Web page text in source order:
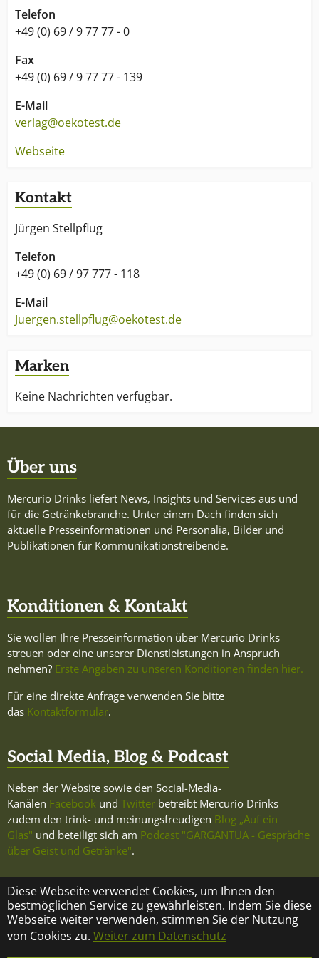
Diese Webseite verwendet Cookies, um Ihnen den
bestmöglichen Service zu gewährleisten. Indem Sie diese
Webseite weiter verwenden, stimmen Sie der Nutzung
von Cookies zu. Weiter zum Datenschutz
machen. So waren es 1986 Pestizide in Babycremes,
1994 Spritzgifte in Babynahrung, jüngst das
verbotene Antibiotikum Chloramphenicol in Shrimps.
Ob es um Dioxin in Deorollern geht, um
Faltencremes, die Falten machen oder um
hervorrufen: Wenn ÖKO-TEST seine Ergebnisse
veröffentlicht, müssen die Hersteller ihre Produkte
verbessern.
Telefon
+49 (0) 69 / 9 77 77 - 0
Fax
+49 (0) 69 / 9 77 77 - 139
E-Mail
verlag@oekotest.de
Webseite
Kontakt
Jürgen Stellpflug
Telefon
+49 (0) 69 / 97 777 - 118
E-Mail
Juergen.stellpflug@oekotest.de
Marken
Keine Nachrichten verfügbar.
Über uns
Mercurio Drinks liefert News, Insights und Services aus und
für die Getränkebranche. Unter einem Dach finden sich
aktuelle Presseinformationen und Personalia, Bilder und
Publikationen für Kommunikationstreibende.
Konditionen & Kontakt
Sie wollen Ihre Presseinformation über Mercurio Drinks
streuen oder eine unserer Dienstleistungen in Anspruch
nehmen? Erste Angaben zu unseren Konditionen finden hier.
Für eine direkte Anfrage verwenden Sie bitte
das Kontaktformular.
Social Media, Blog & Podcast
Neben der Website sowie den Social-Media-
Kanälen Facebook und Twitter betreibt Mercurio Drinks
zudem den trink- und meinungsfreudigen Blog „Auf ein
Glas" und beteiligt sich am Podcast "GARGANTUA - Gespräche
über Geist und Getränke".
KONTAKT ÜBER MERCURIO DRINKS
IMPRESSUM